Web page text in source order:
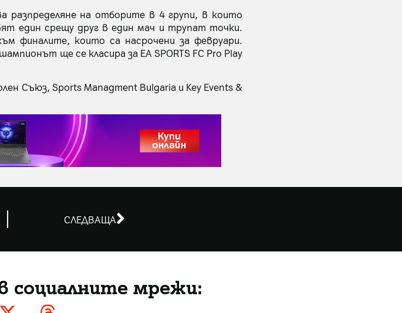
на отборите в 4 групи, в които
един срещу друг в един мач и трупат точки.
финалите, които са насрочени за февруари.
ще се класира за EA SPORTS FC Pro Play
Съюз, Sports Managment Bulgaria и Key Events &
СЛЕДВАЩА
социалните мрежи: